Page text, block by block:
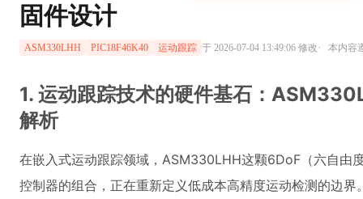
固件设计
ASM330LHH PIC18F46K40 运动跟踪 于 2026-07-04 13:49:06 修改· 本内容
1. 运动跟踪技术的硬件基石：
解析
在嵌入式运动跟踪领域，ASM330LHH这颗6DoF（六自由
控制器的组合，正在重新定义低成本高精度运动检测的边